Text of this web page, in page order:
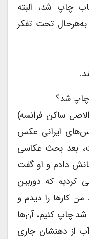
چاپ شد، البته
تحت تفکر
شد؟
ساکن فرانسه)
ایرانی عکس
بعد بحث عکاسی
دادم و او گفت
که دوربین
کارها را دیدم و
چاپ کنیم، آن‌ها
از دهنشان جاری